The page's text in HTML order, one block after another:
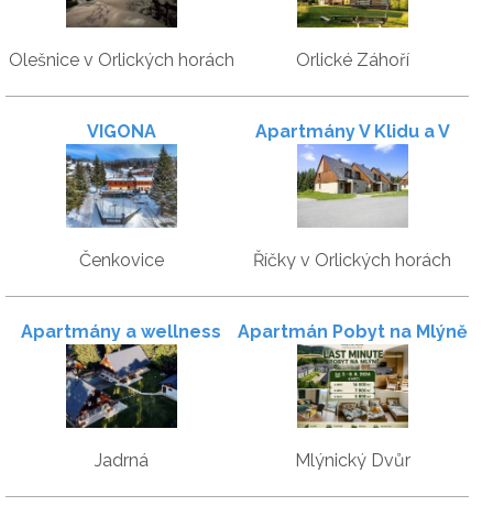
Olešnice v Orlických horách Orlické Záhoří
VIGONA
Čenkovice
Apartmány V Klidu a V
Pohodě
Říčky v Orlických horách
Apartmány a wellness
Pod Strání
Jadrná
Apartmán Pobyt na Mlýně
Mlýnický Dvůr